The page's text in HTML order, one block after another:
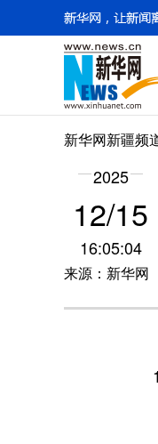
新华网新疆频
2025
12/15
16:05:04
来源：新华网